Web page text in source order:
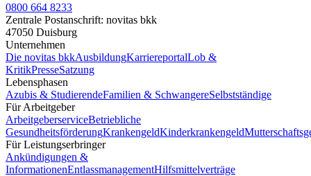
0800 664 8233
Zentrale Postanschrift: novitas bkk
47050 Duisburg
Unternehmen
Die novitas bkkAusbildungKarriereportalLob &
KritikPresseSatzung
Lebensphasen
Azubis & StudierendeFamilien & SchwangereSelbstständige
Für Arbeitgeber
ArbeitgeberserviceBetriebliche
GesundheitsförderungKrankengeldKinderkrankengeld
Für Leistungserbringer
Ankündigungen &
InformationenEntlassmanagementHilfsmittelverträge